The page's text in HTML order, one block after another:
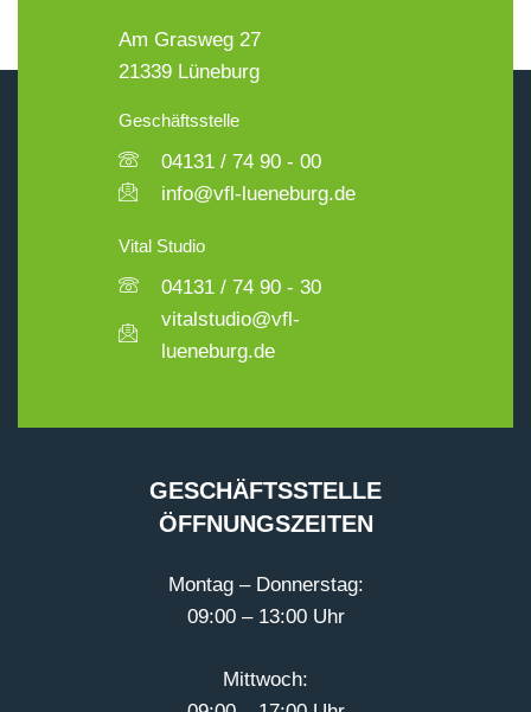
Am Grasweg 27
21339 Lüneburg
Geschäftsstelle
04131 / 74 90 - 00
info@vfl-lueneburg.de
Vital Studio
04131 / 74 90 - 30
vitalstudio@vfl-
lueneburg.de
GESCHÄFTSSTELLE
ÖFFNUNGSZEITEN
Montag – Donnerstag:
09:00 – 13:00 Uhr
Mittwoch: